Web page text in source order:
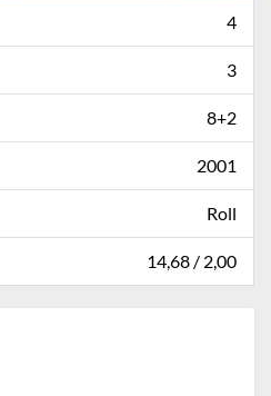
4
3
8+2
2001
Roll
14,68 / 2,00